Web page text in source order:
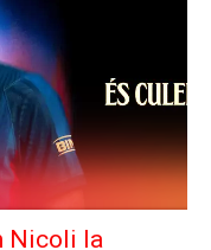
Nicoli la